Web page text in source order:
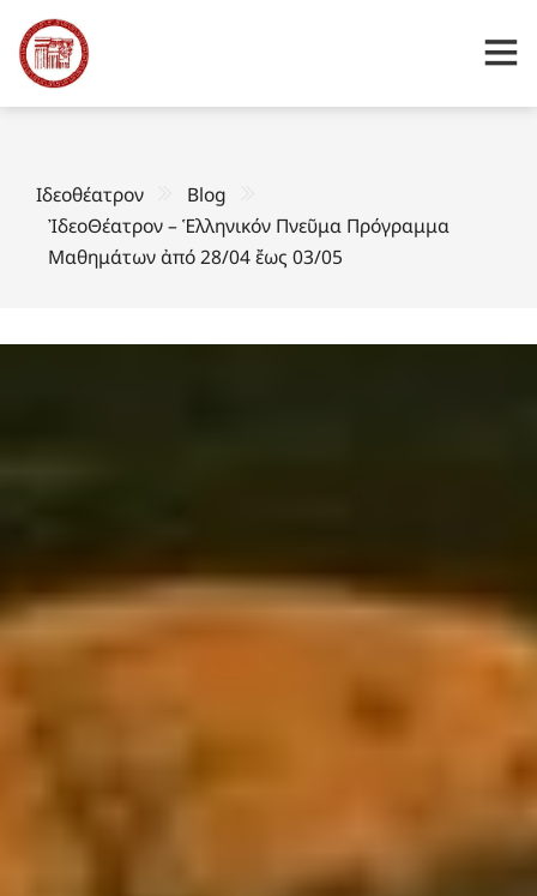
Ιδεοθέατρον
Blog
ἸδεοΘέατρον – Ἑλληνικόν Πνεῦμα Πρόγραμμα
Μαθημάτων ἀπό 28/04 ἔως 03/05